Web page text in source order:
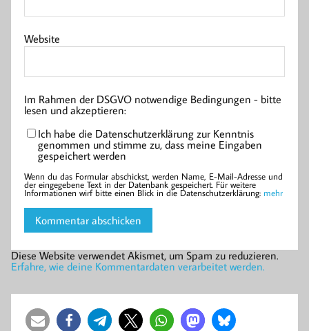
Website
Im Rahmen der DSGVO notwendige Bedingungen - bitte
lesen und akzeptieren:
Ich habe die Datenschutzerklärung zur Kenntnis
genommen und stimme zu, dass meine Eingaben
gespeichert werden
Wenn du das Formular abschickst, werden Name, E-Mail-Adresse und
der eingegebene Text in der Datenbank gespeichert. Für weitere
Informationen wirf bitte einen Blick in die Datenschutzerklärung: mehr
Diese Website verwendet Akismet, um Spam zu reduzieren.
Erfahre, wie deine Kommentardaten verarbeitet werden.